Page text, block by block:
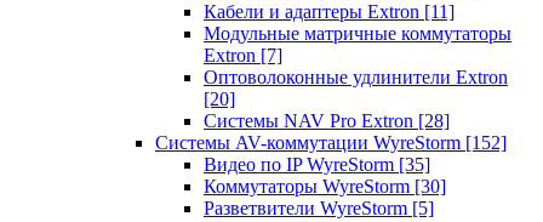
Кабели и адаптеры Extron [11]
Модульные матричные коммутаторы
Extron [7]
Оптоволоконные удлинители Extron
[20]
Системы NAV Pro Extron [28]
Системы AV-коммутации WyreStorm [152]
Видео по IP WyreStorm [35]
Коммутаторы WyreStorm [30]
Разветвители WyreStorm [5]